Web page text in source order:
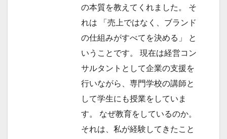
の本質を教えてくれました。 そ
れは 「売上ではなく、ブランド
の仕組みがすべてを決める」 と
いうことです。 現在は経営コン
サルタントとして企業の支援を
行いながら、専門学校の講師と
して学生にも授業をしていま
す。 なぜ教育をしているのか。
それは、私が経験してきたこと